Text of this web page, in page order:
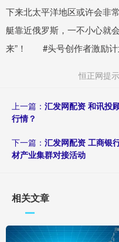
下来北太平洋地区或许会非
艇靠近俄罗斯，一不小心就
来”！ #头号创作者激励计
恒正网提
上一篇： 汇发网配资 和讯投
行情？
下一篇： 汇发网配资 工商银
材产业集群对接活动
相关文章